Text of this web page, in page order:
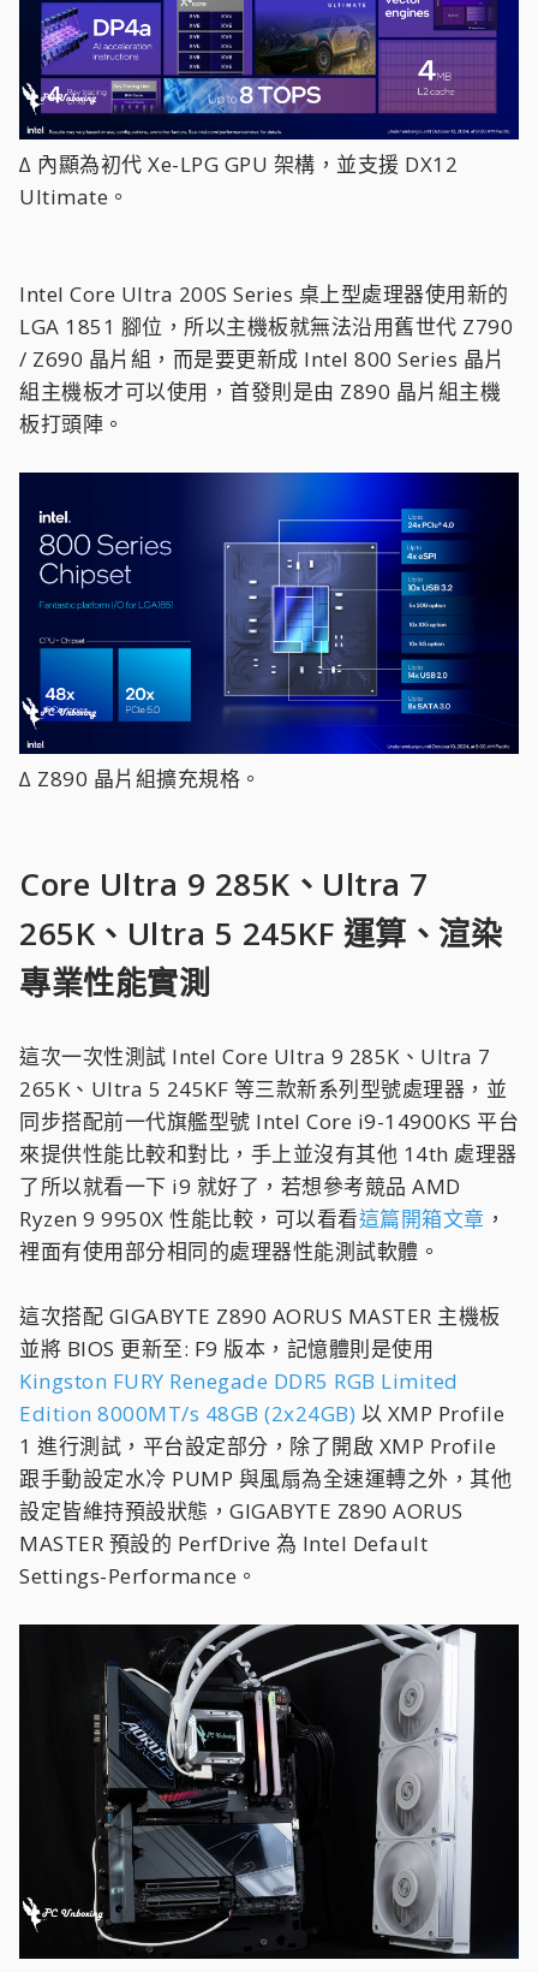
∆ 內顯為初代 Xe-LPG GPU 架構，並支援 DX12
Ultimate。
Intel Core Ultra 200S Series 桌上型處理器使用新的
LGA 1851 腳位，所以主機板就無法沿用舊世代 Z790
/ Z690 晶片組，而是要更新成 Intel 800 Series 晶片
組主機板才可以使用，首發則是由 Z890 晶片組主機
板打頭陣。
∆ Z890 晶片組擴充規格。
Core Ultra 9 285K、Ultra 7
265K、Ultra 5 245KF 運算、渲染
專業性能實測
這次一次性測試 Intel Core Ultra 9 285K、Ultra 7
265K、Ultra 5 245KF 等三款新系列型號處理器，並
同步搭配前一代旗艦型號 Intel Core i9-14900KS 平台
來提供性能比較和對比，手上並沒有其他 14th 處理器
了所以就看一下 i9 就好了，若想參考競品 AMD
Ryzen 9 9950X 性能比較，可以看看這篇開箱文章 ，
裡面有使用部分相同的處理器性能測試軟體。
這次搭配 GIGABYTE Z890 AORUS MASTER 主機板
並將 BIOS 更新至: F9 版本，記憶體則是使用
Kingston FURY Renegade DDR5 RGB Limited
Edition 8000MT/s 48GB (2x24GB) 以 XMP Profile
1 進行測試，平台設定部分，除了開啟 XMP Profile
跟手動設定水冷 PUMP 與風扇為全速運轉之外，其他
設定皆維持預設狀態，GIGABYTE Z890 AORUS
MASTER 預設的 PerfDrive 為 Intel Default
Settings-Performance。